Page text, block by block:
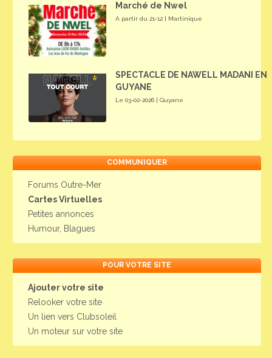
Marché de Nwel
A partir du 21-12 | Martinique
SPECTACLE DE NAWELL MADANI EN
GUYANE
Le 03-02-2026 | Guyane
COMMUNIQUER
Forums Outre-Mer
Cartes Virtuelles
Petites annonces
Humour, Blagues
POUR VOTRE SITE
Ajouter votre site
Relooker votre site
Un lien vers Clubsoleil
Un moteur sur votre site